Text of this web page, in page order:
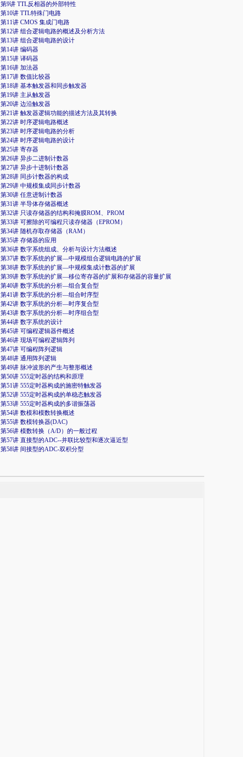
第9讲 TTL反相器的外部特性
第10讲 TTL特殊门电路
第11讲 CMOS 集成门电路
第12讲 组合逻辑电路的概述及分析方法
第13讲 组合逻辑电路的设计
第14讲 编码器
第15讲 译码器
第16讲 加法器
第17讲 数值比较器
第18讲 基本触发器和同步触发器
第19讲 主从触发器
第20讲 边沿触发器
第21讲 触发器逻辑功能的描述方法及其转换
第22讲 时序逻辑电路概述
第23讲 时序逻辑电路的分析
第24讲 时序逻辑电路的设计
第25讲 寄存器
第26讲 异步二进制计数器
第27讲 异步十进制计数器
第28讲 同步计数器的构成
第29讲 中规模集成同步计数器
第30讲 任意进制计数器
第31讲 半导体存储器概述
第32讲 只读存储器的结构和掩膜ROM、PROM
第33讲 可擦除的可编程只读存储器（EPROM）
第34讲 随机存取存储器（RAM）
第35讲 存储器的应用
第36讲 数字系统组成、分析与设计方法概述
第37讲 数字系统的扩展—中规模组合逻辑电路的扩展
第38讲 数字系统的扩展—中规模集成计数器的扩展
第39讲 数字系统的扩展—移位寄存器的扩展和存储器的容量扩展
第40讲 数字系统的分析—组合复合型
第41讲 数字系统的分析—组合时序型
第42讲 数字系统的分析—时序复合型
第43讲 数字系统的分析—时序组合型
第44讲 数字系统的设计
第45讲 可编程逻辑器件概述
第46讲 现场可编程逻辑阵列
第47讲 可编程阵列逻辑
第48讲 通用阵列逻辑
第49讲 脉冲波形的产生与整形概述
第50讲 555定时器的结构和原理
第51讲 555定时器构成的施密特触发器
第52讲 555定时器构成的单稳态触发器
第53讲 555定时器构成的多谐振荡器
第54讲 数模和模数转换概述
第55讲 数模转换器(DAC)
第56讲 模数转换（A/D）的一般过程
第57讲 直接型的ADC--并联比较型和逐次逼近型
第58讲 间接型的ADC-双积分型